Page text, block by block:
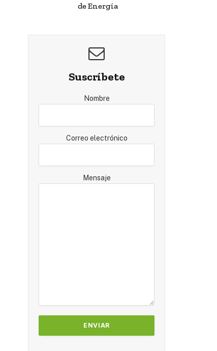
de Energía
Suscríbete
Nombre
Correo electrónico
Mensaje